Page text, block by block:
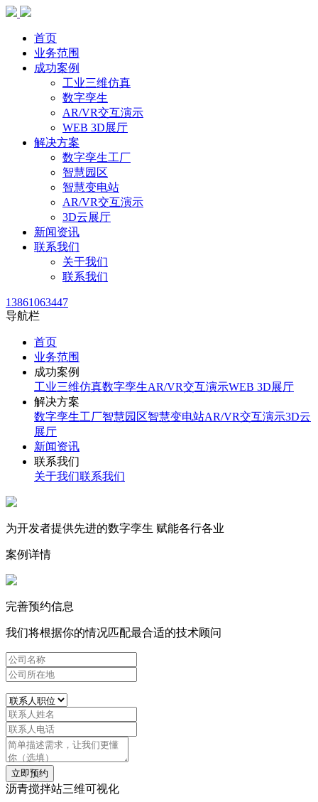
首页
业务范围
成功案例
工业三维仿真
数字孪生
AR/VR交互演示
WEB 3D展厅
解决方案
数字孪生工厂
智慧园区
智慧变电站
AR/VR交互演示
3D云展厅
新闻资讯
联系我们
关于我们
联系我们
13861063447
导航栏
首页
业务范围
成功案例
工业三维仿真数字孪生AR/VR交互演示WEB 3D展厅
解决方案
数字孪生工厂智慧园区智慧变电站AR/VR交互演示3D云
展厅
新闻资讯
联系我们
关于我们联系我们
为开发者提供先进的数字孪生 赋能各行各业
案例详情
完善预约信息
我们将根据你的情况匹配最合适的技术顾问
立即预约
沥青搅拌站三维可视化